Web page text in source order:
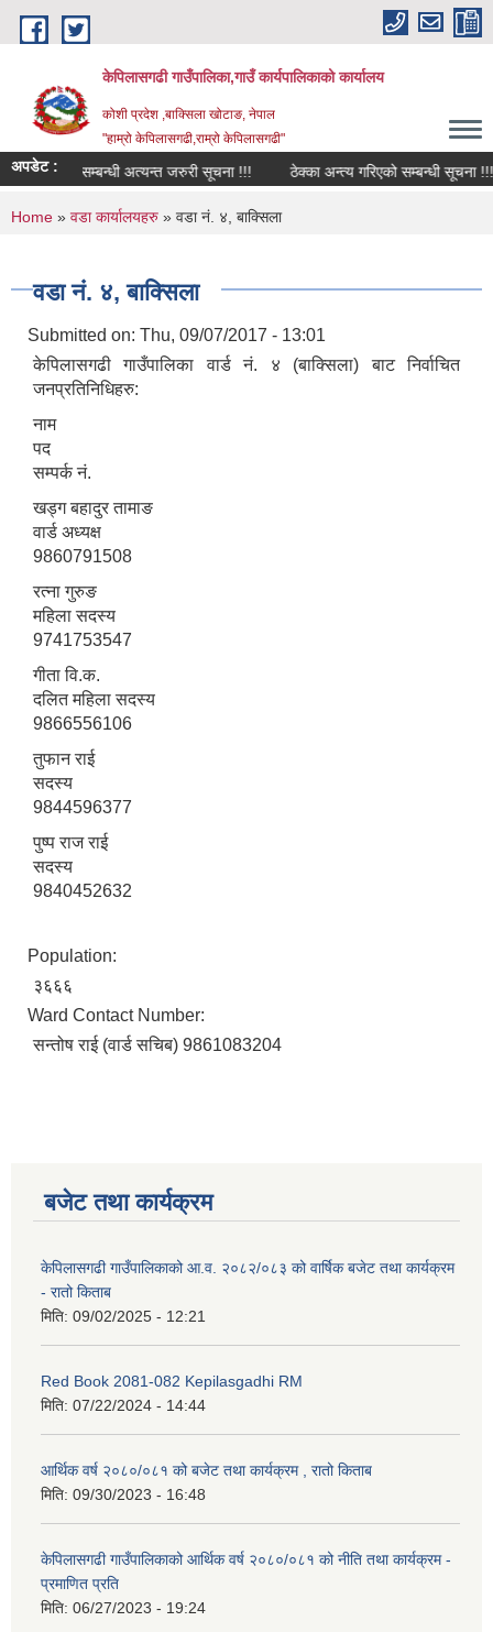
Skip to main content
केपिलासगढी गाउँपालिका,गाउँ कार्यपालिकाको कार्यालय
कोशी प्रदेश ,बाक्सिला खोटाङ, नेपाल
"हाम्रो केपिलासगढी,राम्रो केपिलासगढी"
अपडेट :
प्रवाह सम्बन्धी अत्यन्त जरुरी सूचना !!! ठेक्का अन्त्य गरिएको सम्बन्धी सूचना !!!
You are here
Home » वडा कार्यालयहरु » वडा नं. ४, बाक्सिला
वडा नं. ४, बाक्सिला
Submitted on: Thu, 09/07/2017 - 13:01
केपिलासगढी गाउँपालिका वार्ड नं. ४ (बाक्सिला) बाट निर्वाचित
जनप्रतिनिधिहरु:
नाम
पद
सम्पर्क नं.
खड्ग बहादुर तामाङ
वार्ड अध्यक्ष
9860791508
रत्ना गुरुङ
महिला सदस्य
9741753547
गीता वि.क.
दलित महिला सदस्य
9866556106
तुफान राई
सदस्य
9844596377
पुष्प राज राई
सदस्य
9840452632
Population:
३६६६
Ward Contact Number:
सन्तोष राई (वार्ड सचिब) 9861083204
बजेट तथा कार्यक्रम
केपिलासगढी गाउँपालिकाको आ.व. २०८२/०८३ को वार्षिक बजेट तथा कार्यक्रम
- रातो किताब
मिति: 09/02/2025 - 12:21
Red Book 2081-082 Kepilasgadhi RM
मिति: 07/22/2024 - 14:44
आर्थिक वर्ष २०८०/०८१ को बजेट तथा कार्यक्रम , रातो किताब
मिति: 09/30/2023 - 16:48
केपिलासगढी गाउँपालिकाको आर्थिक वर्ष २०८०/०८१ को नीति तथा कार्यक्रम -
प्रमाणित प्रति
मिति: 06/27/2023 - 19:24